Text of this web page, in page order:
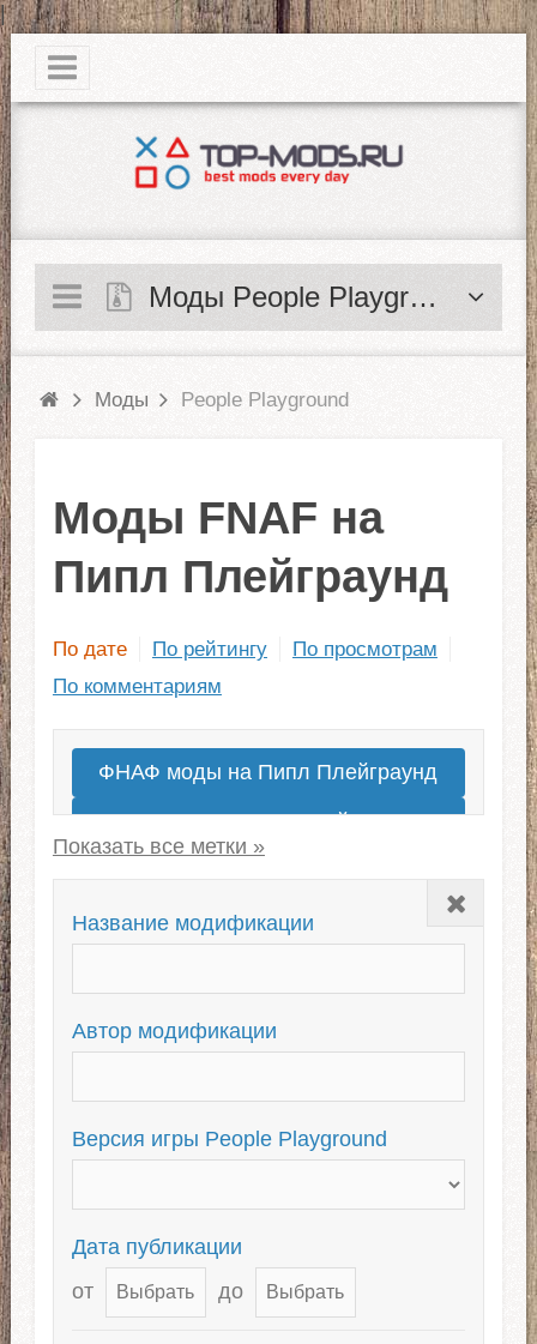
|
Моды People Playground
Моды People Playground
Моды FNAF на
Пипл Плейграунд
По дате По рейтингу
По просмотрам
По комментариям
ФНАФ моды на Пипл Плейграунд
Моды на людей
Puppet Master
Playground?
Скачать постройки для Пипл
Лучшие моды на Пипл
Плейграунд
SCP моды на People Playground
Закрыть
Название модификации
Автор модификации
Версия игры People Playground
Дата публикации
от
до